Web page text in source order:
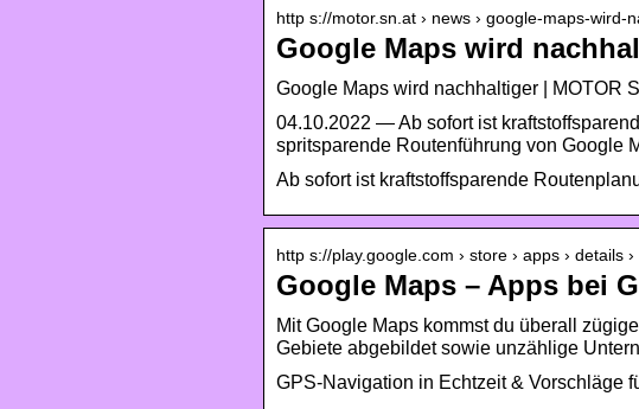
http s://motor.sn.at › news › google-maps-wird-
Google Maps wird
Google Maps wird nachhaltiger | MOTOR
04.10.2022 — Ab sofort ist
spritsparende Routenführung von Google
Ab sofort ist kraftstoffsparende
http s://play.google.com › store › apps › details ›
Google Maps – Apps bei
Mit Google Maps kommst du überall
Gebiete abgebildet sowie unzählige
GPS-Navigation in Echtzeit & Vorschläge